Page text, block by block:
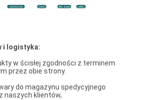
i logistyka:
w ścisłej zgodności z terminem
przez obie strony.
do magazynu spedycyjnego
naszych klientów,